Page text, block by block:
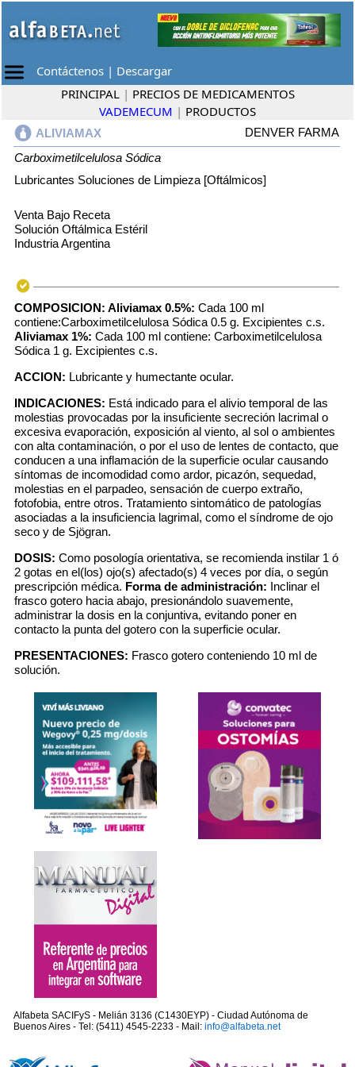
Contáctenos | Descargar
PRINCIPAL | PRECIOS DE MEDICAMENTOS
VADEMECUM | PRODUCTOS
ALIVIAMAX
DENVER FARMA
Carboximetilcelulosa Sódica
Lubricantes Soluciones de Limpieza [Oftálmicos]
Venta Bajo Receta
Solución Oftálmica Estéril
Industria Argentina
COMPOSICION: Aliviamax 0.5%: Cada 100 ml
contiene:Carboximetilcelulosa Sódica 0.5 g. Excipientes c.s.
Aliviamax 1%: Cada 100 ml contiene: Carboximetilcelulosa
Sódica 1 g. Excipientes c.s.
ACCION: Lubricante y humectante ocular.
INDICACIONES: Está indicado para el alivio temporal de las
molestias provocadas por la insuficiente secreción lacrimal o
excesiva evaporación, exposición al viento, al sol o ambientes
con alta contaminación, o por el uso de lentes de contacto, que
conducen a una inflamación de la superficie ocular causando
síntomas de incomodidad como ardor, picazón, sequedad,
molestias en el parpadeo, sensación de cuerpo extraño,
fotofobia, entre otros. Tratamiento sintomático de patologías
asociadas a la insuficiencia lagrimal, como el síndrome de ojo
seco y de Sjögran.
DOSIS: Como posología orientativa, se recomienda instilar 1 ó
2 gotas en el(los) ojo(s) afectado(s) 4 veces por día, o según
prescripción médica. Forma de administración: Inclinar el
frasco gotero hacia abajo, presionándolo suavemente,
administrar la dosis en la conjuntiva, evitando poner en
contacto la punta del gotero con la superficie ocular.
PRESENTACIONES: Frasco gotero conteniendo 10 ml de
solución.
Alfabeta SACIFyS - Melián 3136 (C1430EYP) - Ciudad Autónoma de
Buenos Aires - Tel: (5411) 4545-2233 - Mail: info@alfabeta.net